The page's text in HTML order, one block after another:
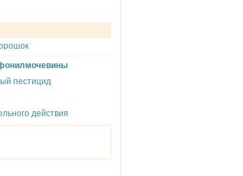
пестицид
действия